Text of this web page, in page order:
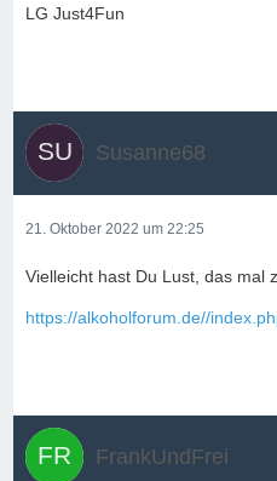
LG Just4Fun
Susanne68
21. Oktober 2022 um 22:25
Vielleicht hast Du Lust, das mal
https://alkoholforum.de//
FrankUndFrei